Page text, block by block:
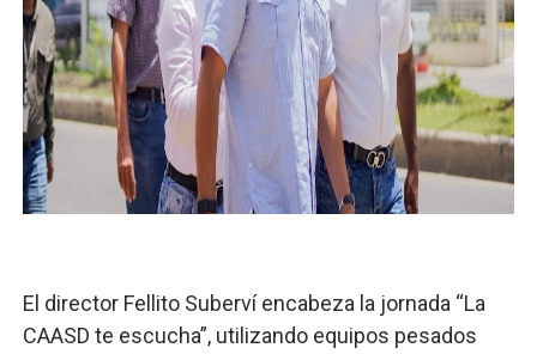
Lee Ballester a los que se forman como agentes
Operativo Interinstitucional “Compromiso Ambiental
Trabajadores de la prensa y Obispado de la Provincia
Ministerio de Cultura anuncia ganadores de Premios
El director Fellito Suberví encabeza la jornada “La
CAASD te escucha”, utilizando equipos pesados